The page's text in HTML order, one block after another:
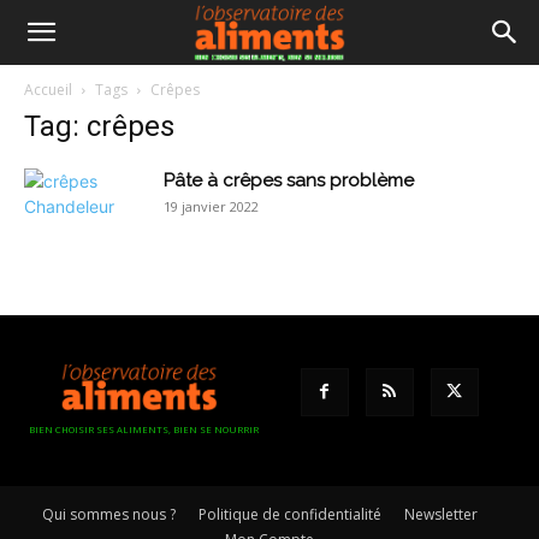
Accueil Tags Crêpes
Tag: crêpes
Pâte à crêpes sans problème
19 janvier 2022
BIEN CHOISIR SES ALIMENTS, BIEN SE NOURRIR
Qui sommes nous ? Politique de confidentialité
Newsletter